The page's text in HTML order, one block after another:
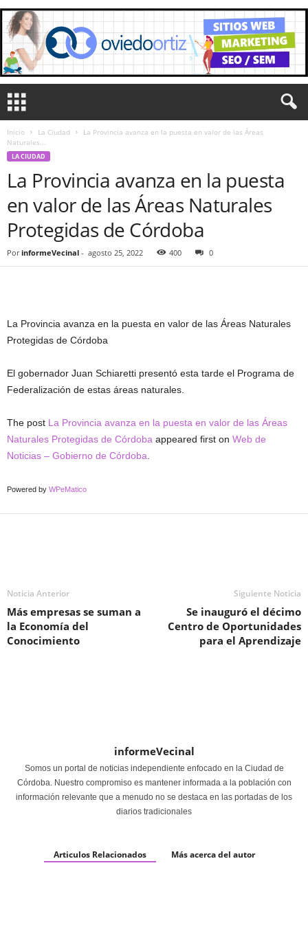
Inicio La Ciudad
La Provincia avanza en la puesta en valor de las Áreas
Naturales...
LA CIUDAD
La Provincia avanza en la puesta
en valor de las Áreas Naturales
Protegidas de Córdoba
Por informeVecinal - agosto 25, 2022 400 0
La Provincia avanza en la puesta en valor de las Áreas Naturales
Protegidas de Córdoba
El gobernador Juan Schiaretti presentó esta tarde el Programa de
Federalización de estas áreas naturales.
The post La Provincia avanza en la puesta en valor de las Áreas
Naturales Protegidas de Córdoba appeared first on Web de
Noticias – Gobierno de Córdoba
Powered by WPeMatico
Noticia Anterior
Más empresas se suman a
la Economía del
Conocimiento
Siguiente Noticia
Se inauguró el décimo
Centro de Oportunidades
para el Aprendizaje
informeVecinal
Somos un portal de noticias independiente enfocado en la Ciudad de
Córdoba. Nuestro compromiso es mantener informada a la población con
información relevante que a menudo no se destaca en las portadas de los
diarios tradicionales
Articulos Relacionados Más acerca del autor